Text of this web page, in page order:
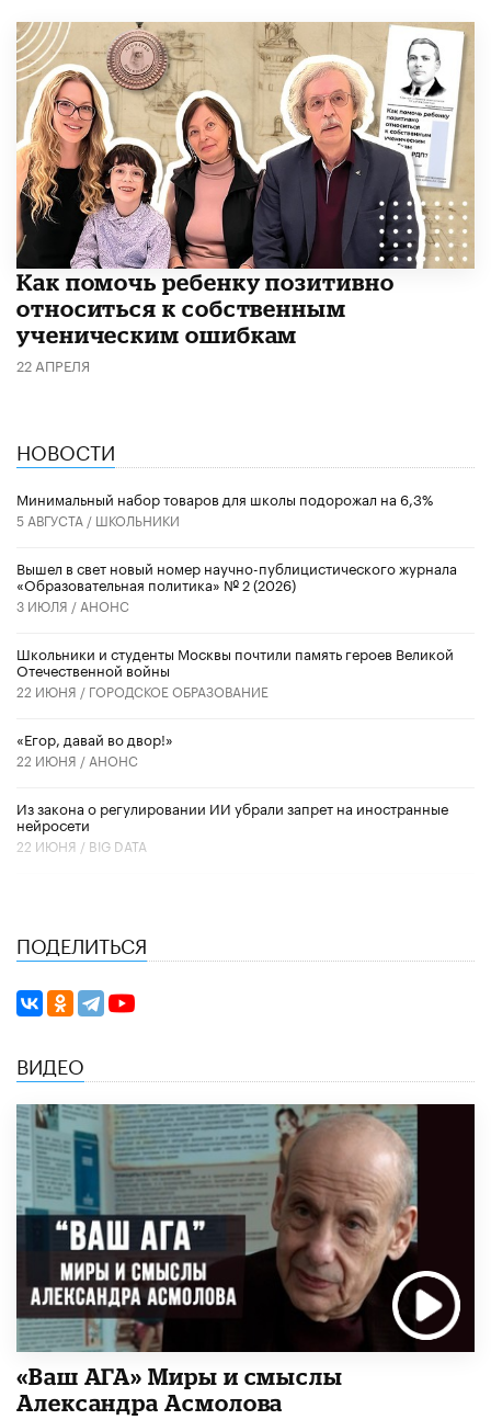
Как помочь ребенку позитивно
относиться к собственным
ученическим ошибкам
22 АПРЕЛЯ
НОВОСТИ
Минимальный набор товаров для школы подорожал на 6,3%
5 АВГУСТА / ШКОЛЬНИКИ
Вышел в свет новый номер научно-публицистического журнала
«Образовательная политика» № 2 (2026)
3 ИЮЛЯ / АНОНС
Школьники и студенты Москвы почтили память героев Великой
Отечественной войны
22 ИЮНЯ / ГОРОДСКОЕ ОБРАЗОВАНИЕ
«Егор, давай во двор!»
22 ИЮНЯ / АНОНС
Из закона о регулировании ИИ убрали запрет на иностранные
нейросети
22 ИЮНЯ / BIG DATA
ПОДЕЛИТЬСЯ
ВИДЕО
«Ваш АГА» Миры и смыслы
Александра Асмолова